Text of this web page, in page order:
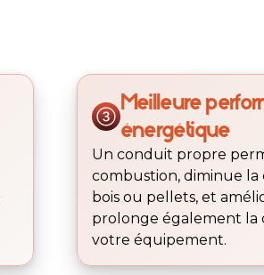
Meilleure
énergétique
Un conduit propre
combustion, diminue la
bois ou pellets, et
prolonge également la
votre équipement.